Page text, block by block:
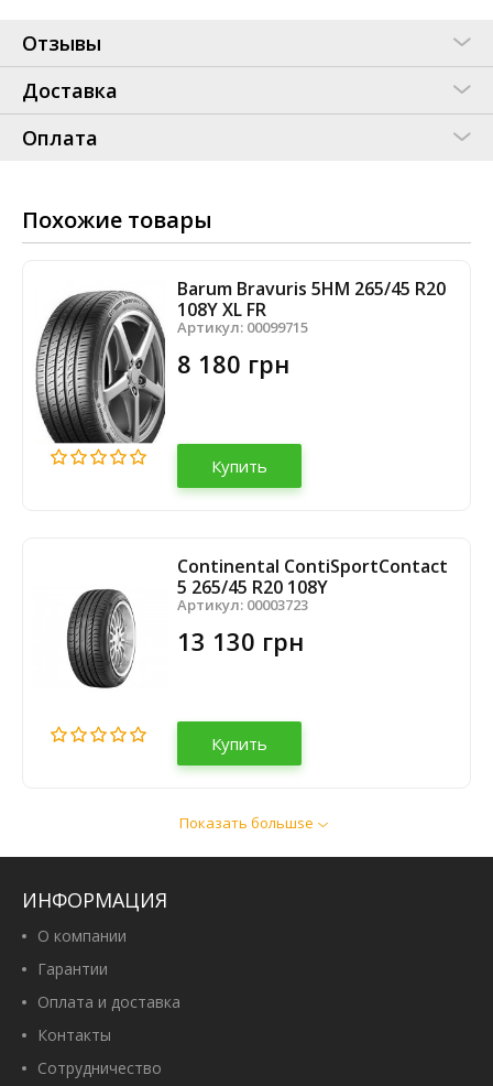
Отзывы
Доставка
Оплата
Похожие товары
Barum Bravuris 5HM 265/45 R20
108Y XL FR
Артикул: 00099715
8 180 грн
Купить
Continental ContiSportContact
5 265/45 R20 108Y
Артикул: 00003723
13 130 грн
Купить
R20 108Y XL
Показать большsе
ИНФОРМАЦИЯ
О компании
Гарантии
Оплата и доставка
Контакты
Сотрудничество